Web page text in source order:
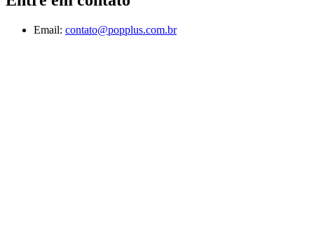
Email: contato@popplus.com.br